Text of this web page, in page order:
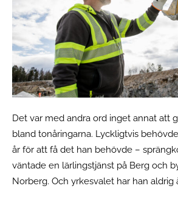
Det var med andra ord inget annat att
bland tonåringarna. Lyckligtvis
år för att få det han behövde –
väntade en lärlingstjänst på Berg och
Norberg. Och yrkesvalet har han aldrig